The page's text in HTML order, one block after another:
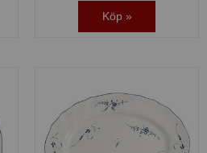
Köp »